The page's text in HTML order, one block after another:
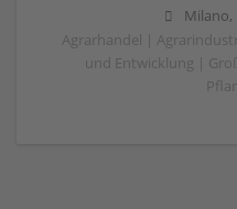
Milano,
Agrarhandel |
und Entwicklung |